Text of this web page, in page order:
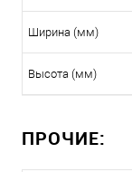
Ширина (мм)
Высота (мм)
ПРОЧИЕ: